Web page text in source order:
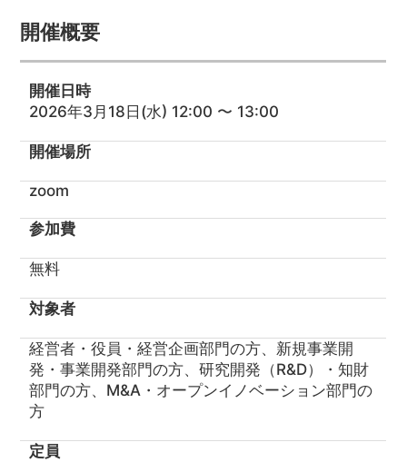
開催概要
開催日時
2026年3月18日(水) 12:00 〜 13:00
開催場所
zoom
参加費
無料
対象者
経営者・役員・経営企画部門の方、新規事業開
発・事業開発部門の方、研究開発（R&D）・知財
部門の方、M&A・オープンイノベーション部門の
方
定員